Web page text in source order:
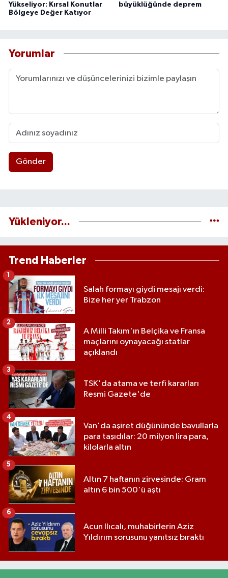
Yükseliyor: Kırsal Konutlar
Bölgeye Değer Katıyor
büyüklüğünde deprem
Yorumlar
Gönder
Yükleniyor...
Trend Haberler
Salah formayı giydi mesajı verdi:
Bize her yer Trabzon
1
A Milli Takım'ın Belçika ve Fransa
maçlarını oynayacağı statlar
açıklandı
2
TSK'da atama ve terfi kararları
Resmi Gazete'de
3
Van'da aşiret düğününde bavullarla
para taşıdılar: 20 milyon lira para,
kilolarla altın
4
Altın 7 haftanın zirvesinde: Gram
altın 6 bin 500'ü aştı
5
Acun Ilıcalı, muhabirlerin Aziz
Yıldırım sorusunu yanıtsız bıraktı
6